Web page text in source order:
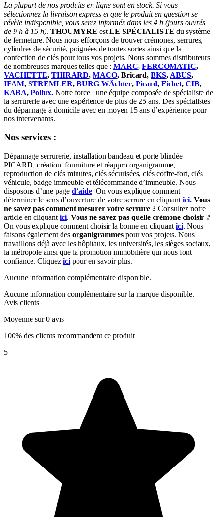
La plupart de nos produits en ligne sont en stock. Si vous
sélectionnez la livraison express et que le produit en question se
révèle indisponible, vous serez informés dans les 4 h (jours ouvrés
de 9 h à 15 h). THOUMYRE est LE SPÉCIALISTE du système
de fermeture. Nous nous efforçons de trouver crémones, serrures,
cylindres de sécurité, poignées de toutes sortes ainsi que la
confection de clés pour tous vos projets. Nous sommes distributeurs
de nombreuses marques telles que : MARC, FERCOMATIC,
VACHETTE, THIRARD, MACO, Bricard, BKS, ABUS,
IFAM, STREMLER, BURG WÄchter, Picard, Fichet, CIB,
KABA, Pollux. Notre force : une équipe composée de spécialiste de
la serrurerie avec une expérience de plus de 25 ans. Des spécialistes
du dépannage à domicile avec en moyen 15 ans d’expérience pour
nos intervenants.
Nos services :
Dépannage serrurerie, installation bandeau et porte blindée
PICARD, création, fourniture et réappro organigramme,
reproduction de clés minutes, clés sécurisées, clés coffre-fort, clés
véhicule, badge immeuble et télécommande d’immeuble. Nous
disposons d’une page d’aide. On vous explique comment
déterminer le sens d’ouverture de votre serrure en cliquant ici. Vous
ne savez pas comment mesurer votre serrure ? Consultez notre
article en cliquant ici. Vous ne savez pas quelle crémone choisir ?
On vous explique comment choisir la bonne en cliquant ici. Nous
faisons également des organigrammes pour vos projets. Nous
travaillons déjà avec les hôpitaux, les universités, les sièges sociaux,
la métropole ainsi que la promotion immobilière qui nous font
confiance. Cliquez ici pour en savoir plus.
Aucune information complémentaire disponible.
Aucune information complémentaire sur la marque disponible.
Avis clients
Moyenne sur 0 avis
100% des clients recommandent ce produit
5